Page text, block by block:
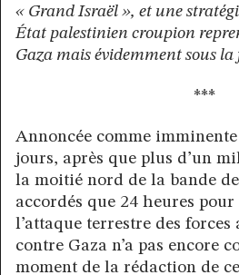
« Grand Israël », et une
État palestinien croupion
Gaza mais évidemment sous la
***
Annoncée comme
jours, après que plus d’un
la moitié nord de la bande
accordés que 24 heures
l’attaque terrestre des forces
contre Gaza n’a pas encore
moment de la rédaction de